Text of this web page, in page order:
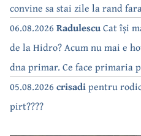
convine sa stai zile la rand
a săturat de cate ori se tot
06.08.2026 RadulescuCat își
de la Hidro? Acum nu mai e
dna primar. Ce face primaria
05.08.2026 crisadipentru
pirt????